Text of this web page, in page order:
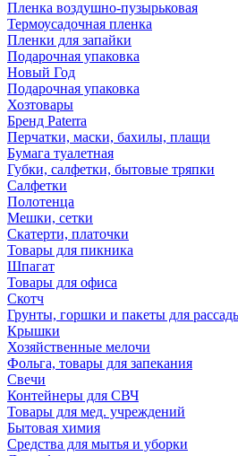
Пленка воздушно-пузырьковая
Термоусадочная пленка
Пленки для запайки
Подарочная упаковка
Новый Год
Подарочная упаковка
Хозтовары
Бренд Paterra
Перчатки, маски, бахилы, плащи
Бумага туалетная
Губки, салфетки, бытовые тряпки
Салфетки
Полотенца
Мешки, сетки
Скатерти, платочки
Товары для пикника
Шпагат
Товары для офиса
Скотч
Грунты, горшки и пакеты для
Крышки
Хозяйственные мелочи
Фольга, товары для запекания
Свечи
Контейнеры для СВЧ
Товары для мед. учреждений
Бытовая химия
Средства для мытья и уборки